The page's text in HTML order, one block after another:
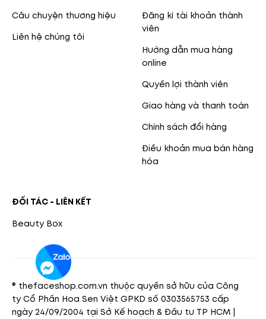
Câu chuyện thương hiệu
Liên hệ chúng tôi
Đăng kí tài khoản thành
viên
Hướng dẫn mua hàng
online
Quyền lợi thành viên
Giao hàng và thanh toán
Chính sách đổi hàng
Điều khoản mua bán hàng
hóa
ĐỐI TÁC - LIÊN KẾT
Beauty Box
® thefaceshop.com.vn thuộc quyền sở hữu của Công
ty Cổ Phần Hoa Sen Việt GPKD số 0303565753 cấp
ngày 24/09/2004 tại Sở Kế hoạch & Đầu tư TP HCM |